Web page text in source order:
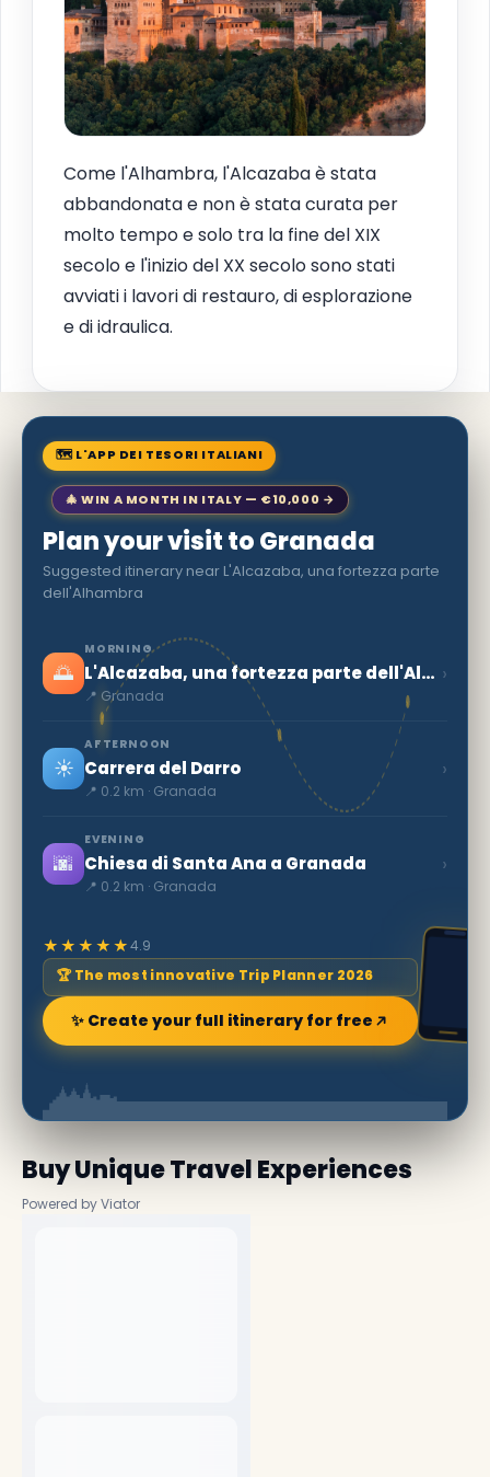
Come l'Alhambra, l'Alcazaba è stata
abbandonata e non è stata curata per
molto tempo e solo tra la fine del XIX
secolo e l'inizio del XX secolo sono stati
avviati i lavori di restauro, di esplorazione
e di idraulica.
🗺 L'APP DEI TESORI ITALIANI
🎄 WIN A MONTH IN ITALY — €10,000 →
Plan your visit to Granada
Suggested itinerary near L'Alcazaba, una fortezza parte
dell'Alhambra
🌅
MORNING
L'Alcazaba, una fortezza parte dell'Alhambra
📍 Granada
›
☀️
AFTERNOON
Carrera del Darro
📍 0.2 km · Granada
›
🌆
EVENING
Chiesa di Santa Ana a Granada
📍 0.2 km · Granada
›
★★★★★4.9
🏆 The most innovative Trip Planner 2026
✨ Create your full itinerary for free
Buy Unique Travel Experiences
Powered by Viator